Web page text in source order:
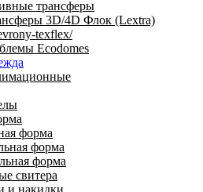
трансферы
3D/4D Флок (Lextra)
texflex/
Ecodomes
форма
форма
форма
свитера
и накидки